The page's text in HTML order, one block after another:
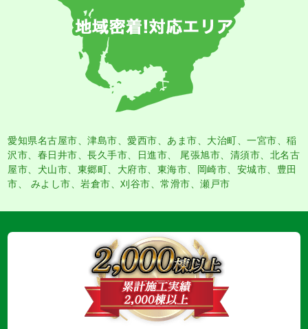
愛知県名古屋市 、津島市 、愛西市 あま市 、大治町、一宮市、稲
沢市、春日井市、長久手市、日進市、 尾張旭市、清須市、北名古
屋市、犬山市、東郷町、大府市、東海市、岡崎市、安城市、豊田
市、 みよし市、岩倉市、刈谷市、常滑市、瀬戸市